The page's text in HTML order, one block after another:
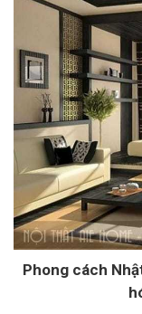
Phong cách